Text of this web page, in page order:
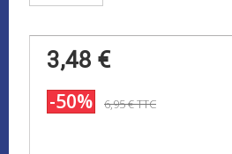
3,48 €
-50% 6,95 €TTC